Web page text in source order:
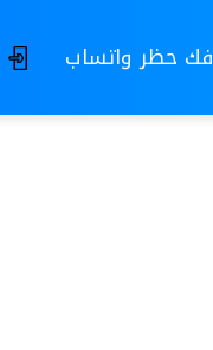
فك حظر واتساب